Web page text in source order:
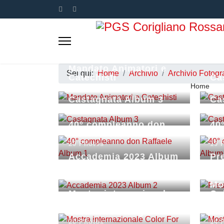
Home
Sei qui: Home Archivio Archivio
Mandato Animatori e
Catechisti
20
Castagnata Album 3
40° compleanno don
20 Photos 19
Accademia 2023 Album
Mostra internazionale
20 Photos 14